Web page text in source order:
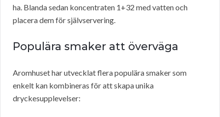
ha. Blanda sedan koncentraten 1+32 med vatten och
placera dem för självservering.
Populära smaker att överväga
Aromhuset har utvecklat flera populära smaker som
enkelt kan kombineras för att skapa unika
dryckesupplevelser: